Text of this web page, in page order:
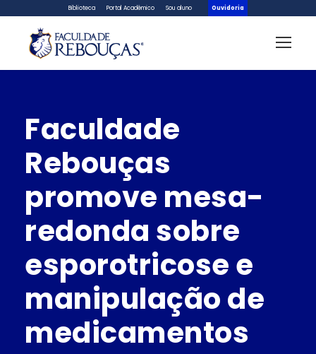
Biblioteca Portal Acadêmico Sou aluno Ouvidoria
Faculdade
Rebouças
promove mesa-
redonda sobre
esporotricose e
manipulação de
medicamentos